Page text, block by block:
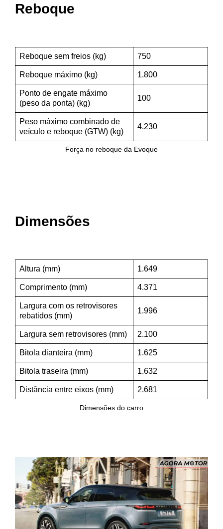
Reboque
Reboque sem freios (kg) 750
Reboque máximo (kg) 1.800
Ponto de engate máximo
(peso da ponta) (kg)
100
Peso máximo combinado de
veículo e reboque (GTW) (kg)
4.230
Força no reboque da Evoque
Dimensões
Altura (mm) 1.649
Comprimento (mm) 4.371
Largura com os retrovisores
rebatidos (mm)
1.996
Largura sem retrovisores (mm) 2.100
Bitola dianteira (mm) 1.625
Bitola traseira (mm) 1.632
Distância entre eixos (mm) 2.681
Dimensões do carro